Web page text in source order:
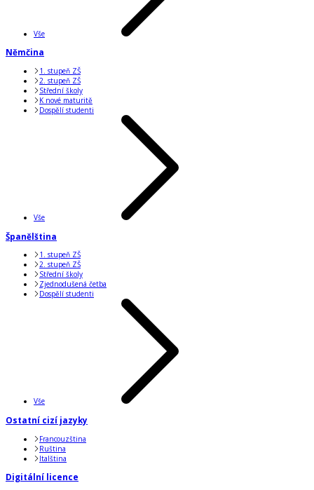
Vše
Němčina
1. stupeň ZŠ
2. stupeň ZŠ
Střední školy
K nové maturitě
Dospělí studenti
Vše
Španělština
1. stupeň ZŠ
2. stupeň ZŠ
Střední školy
Zjednodušená četba
Dospělí studenti
Vše
Ostatní cizí jazyky
Francouzština
Ruština
Italština
Digitální licence